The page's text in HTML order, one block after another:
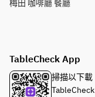
梅田 咖啡廳 餐廳
TableCheck App
掃描以下載
TableCheck